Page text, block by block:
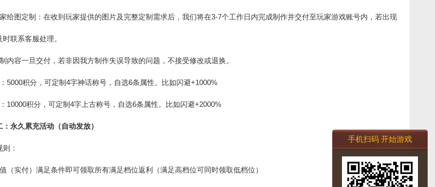
给图定制：在收到玩家提供的图片及完整定制需求后，我们将在3-7个工作日内完成制作并交付至玩家游戏账号内，若出现
联系客服处理。
内容一旦交付，若非因我方制作失误导致的问题，不接受修改或退换。
5000积分，可定制4字神话称号，自选6条属性。比如闪避+1000%
10000积分，可定制4字上古称号，自选6条属性。比如闪避+2000%
：永久累充活动（自动发放）
：
（实付）满足条件即可领取所有满足档位返利（满足高档位可同时领取低档位）
手机扫码 开始游戏